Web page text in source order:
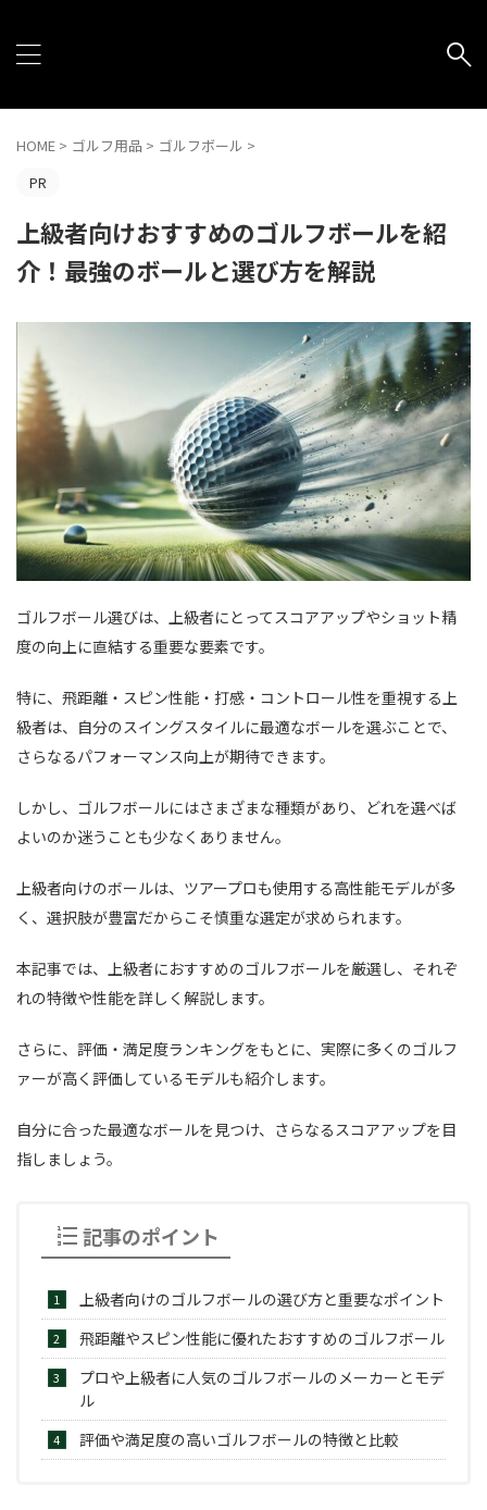
HOME > ゴルフ用品 > ゴルフボール >
PR
上級者向けおすすめのゴルフボールを紹
介！最強のボールと選び方を解説
ゴルフボール選びは、上級者にとってスコアアップやショット精
度の向上に直結する重要な要素です。
特に、飛距離・スピン性能・打感・コントロール性を重視する上
級者は、自分のスイングスタイルに最適なボールを選ぶことで、
さらなるパフォーマンス向上が期待できます。
しかし、ゴルフボールにはさまざまな種類があり、どれを選べば
よいのか迷うことも少なくありません。
上級者向けのボールは、ツアープロも使用する高性能モデルが多
く、選択肢が豊富だからこそ慎重な選定が求められます。
本記事では、上級者におすすめのゴルフボールを厳選し、それぞ
れの特徴や性能を詳しく解説します。
さらに、評価・満足度ランキングをもとに、実際に多くのゴルフ
ァーが高く評価しているモデルも紹介します。
自分に合った最適なボールを見つけ、さらなるスコアアップを目
指しましょう。
記事のポイント
上級者向けのゴルフボールの選び方と重要なポイント
飛距離やスピン性能に優れたおすすめのゴルフボール
プロや上級者に人気のゴルフボールのメーカーとモデ
ル
評価や満足度の高いゴルフボールの特徴と比較